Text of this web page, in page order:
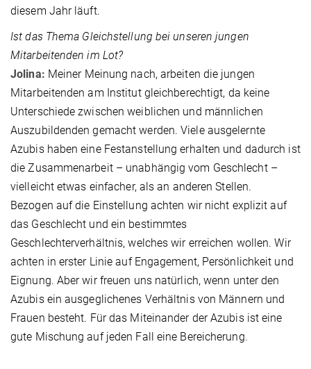
diesem Jahr läuft.
Ist das Thema Gleichstellung bei unseren jungen
Mitarbeitenden im Lot?
Jolina: Meiner Meinung nach, arbeiten die jungen
Mitarbeitenden am Institut gleichberechtigt, da keine
Unterschiede zwischen weiblichen und männlichen
Auszubildenden gemacht werden. Viele ausgelernte
Azubis haben eine Festanstellung erhalten und dadurch ist
die Zusammenarbeit – unabhängig vom Geschlecht –
vielleicht etwas einfacher, als an anderen Stellen.
Bezogen auf die Einstellung achten wir nicht explizit auf
das Geschlecht und ein bestimmtes
Geschlechterverhältnis, welches wir erreichen wollen. Wir
achten in erster Linie auf Engagement, Persönlichkeit und
Eignung. Aber wir freuen uns natürlich, wenn unter den
Azubis ein ausgeglichenes Verhältnis von Männern und
Frauen besteht. Für das Miteinander der Azubis ist eine
gute Mischung auf jeden Fall eine Bereicherung.